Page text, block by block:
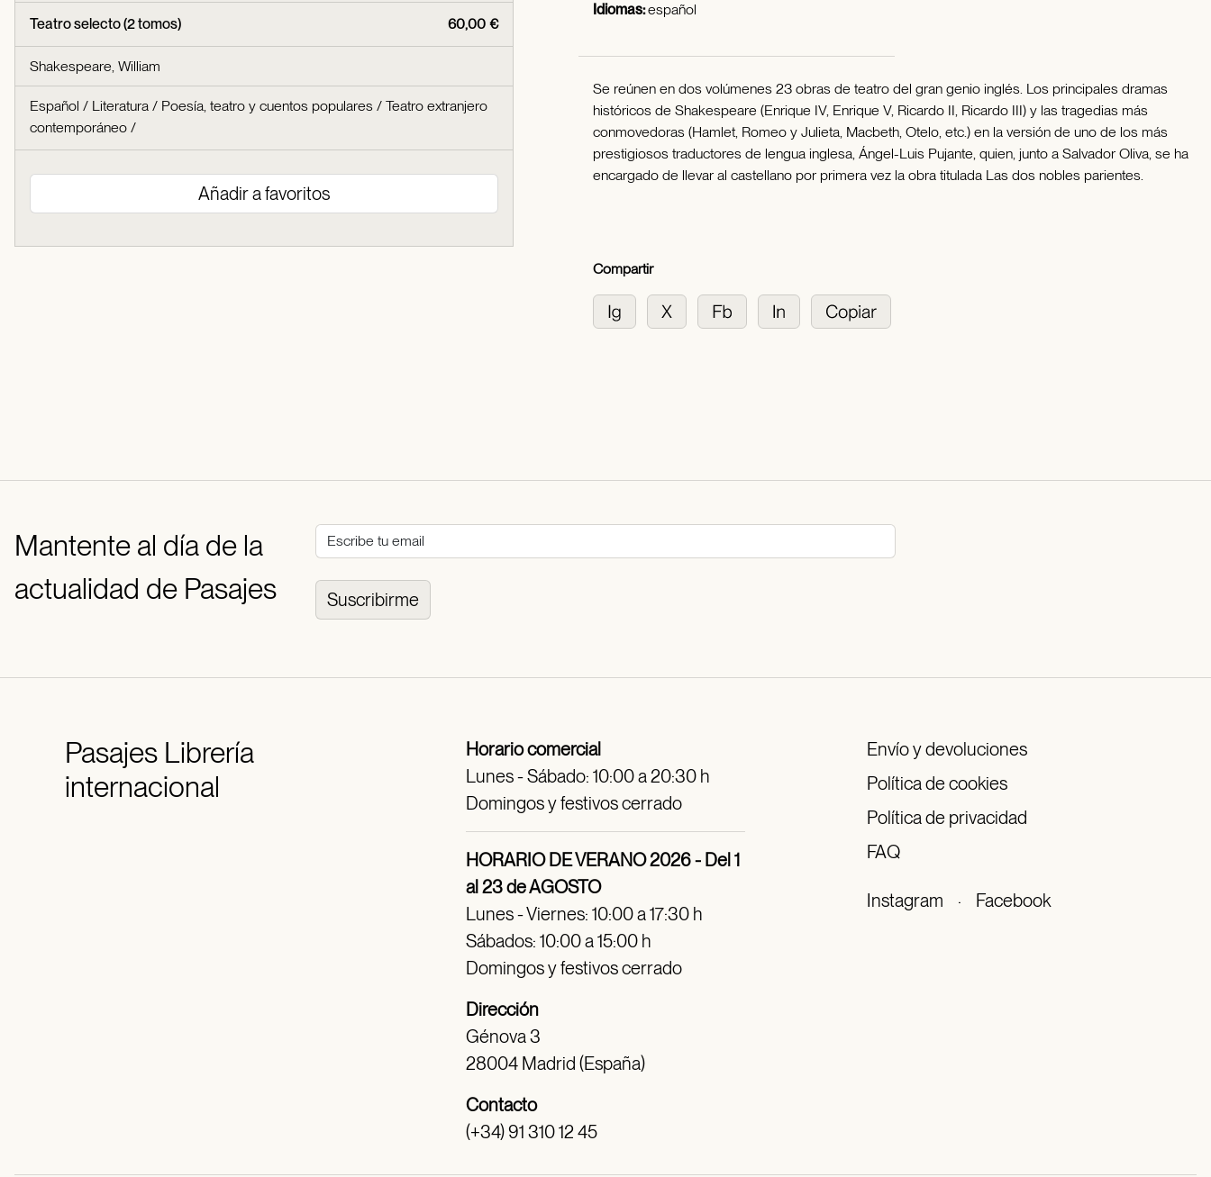
60,00 €
Teatro selecto (2 tomos)
Shakespeare, William
Español / Literatura / Poesía, teatro y cuentos populares / Teatro extranjero
contemporáneo /
Añadir a favoritos
Idiomas:español
Se reúnen en dos volúmenes 23 obras de teatro del gran genio inglés. Los principales dramas
históricos de Shakespeare (Enrique IV, Enrique V, Ricardo II, Ricardo III) y las tragedias más
conmovedoras (Hamlet, Romeo y Julieta, Macbeth, Otelo, etc.) en la versión de uno de los más
prestigiosos traductores de lengua inglesa, Ángel-Luis Pujante, quien, junto a Salvador Oliva, se ha
encargado de llevar al castellano por primera vez la obra titulada Las dos nobles parientes.
Compartir
Mantente al día de la
actualidad de Pasajes
Suscribirme
PasajesLibrería
internacional
Horario comercial
Lunes - Sábado: 10:00 a 20:30 h
Domingos y festivos cerrado
HORARIO DE VERANO 2026 - Del 1
al 23 de AGOSTO
Lunes - Viernes: 10:00 a 17:30 h
Sábados: 10:00 a 15:00 h
Domingos y festivos cerrado
Dirección
Génova 3
28004 Madrid (España)
Contacto
(+34) 91 310 12 45
Envío y devoluciones
Política de cookies
Política de privacidad
FAQ
Instagram · Facebook